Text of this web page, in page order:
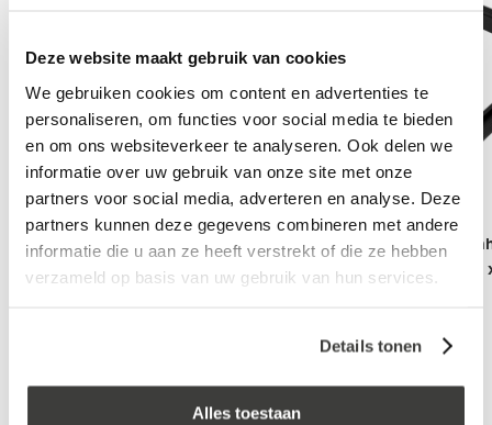
Deze website maakt gebruik van cookies
We gebruiken cookies om content en advertenties te
personaliseren, om functies voor social media te bieden
en om ons websiteverkeer te analyseren. Ook delen we
informatie over uw gebruik van onze site met onze
partners voor social media, adverteren en analyse. Deze
partners kunnen deze gegevens combineren met andere
informatie die u aan ze heeft verstrekt of die ze hebben
verzameld op basis van uw gebruik van hun services.
Details tonen
Alles toestaan
Aluminium Daktrim Zwart
RAL9005 - 60 x 64 x 2500 mm
Aluminium
RAL9005 - 60 x 64